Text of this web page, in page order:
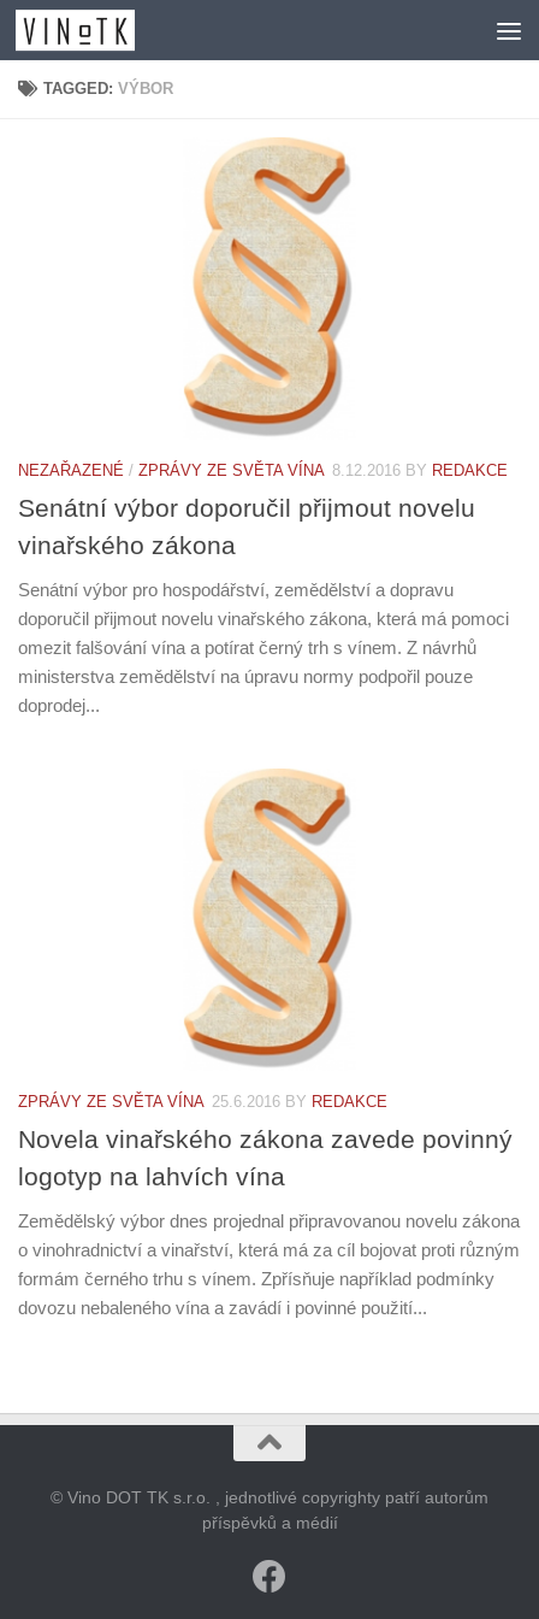
Skip to content
TAGGED:VÝBOR
NEZAŘAZENÉ / ZPRÁVY ZE SVĚTA VÍNA 8.12.2016 BY REDAKCE
Senátní výbor doporučil přijmout novelu
vinařského zákona
Senátní výbor pro hospodářství, zemědělství a dopravu
doporučil přijmout novelu vinařského zákona, která má pomoci
omezit falšování vína a potírat černý trh s vínem. Z návrhů
ministerstva zemědělství na úpravu normy podpořil pouze
doprodej...
ZPRÁVY ZE SVĚTA VÍNA 25.6.2016 BY REDAKCE
Novela vinařského zákona zavede povinný
logotyp na lahvích vína
Zemědělský výbor dnes projednal připravovanou novelu zákona
o vinohradnictví a vinařství, která má za cíl bojovat proti různým
formám černého trhu s vínem. Zpřísňuje například podmínky
dovozu nebaleného vína a zavádí i povinné použití...
© Vino DOT TK s.r.o. , jednotlivé copyrighty patří autorům
příspěvků a médií